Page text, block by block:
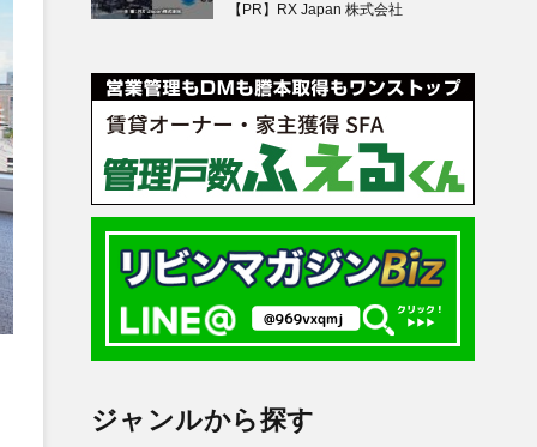
【PR】RX Japan 株式会社
ジャンルから探す